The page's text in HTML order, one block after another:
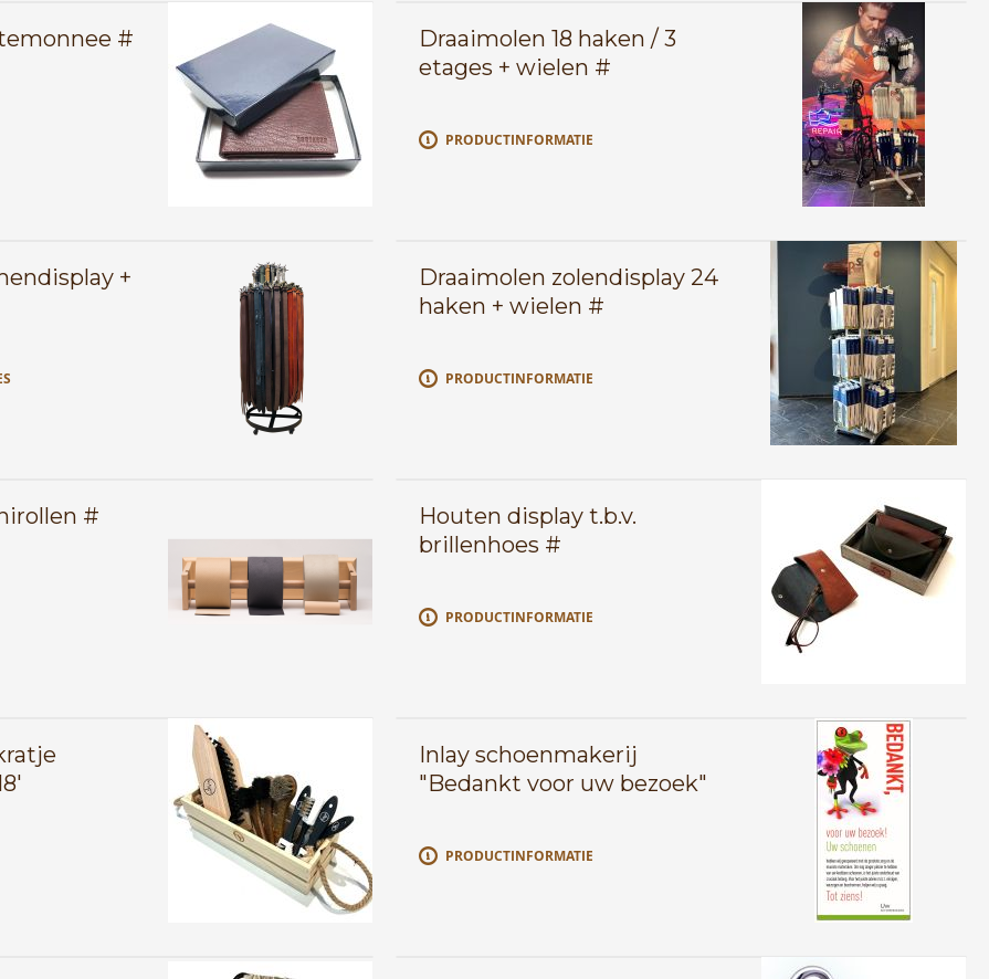
#
Draaimolen 18 haken / 3
etages + wielen #
PRODUCTINFORMATIE
+
Draaimolen zolendisplay 24
haken + wielen #
PRODUCTINFORMATIE
#
Houten display t.b.v.
brillenhoes #
PRODUCTINFORMATIE
Inlay schoenmakerij
"Bedankt voor uw bezoek"
PRODUCTINFORMATIE